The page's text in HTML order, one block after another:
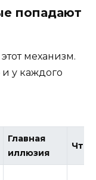
попадают
механизм.
у каждого
Главная
иллюзия
Что